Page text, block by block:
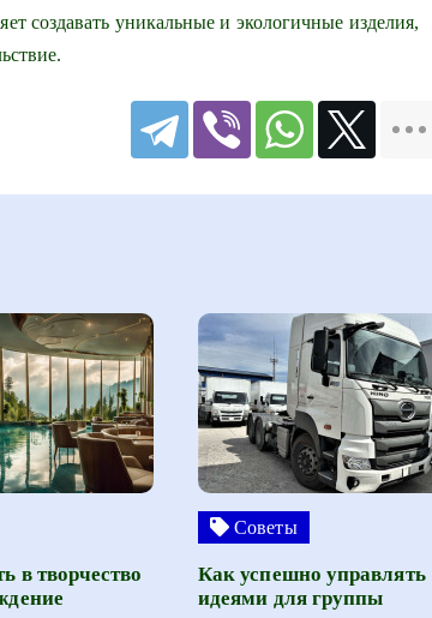
создавать уникальные и экологичные изделия,
в творчество
Советы
Как успешно управлять
идеями для группы